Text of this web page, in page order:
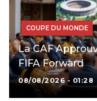
COUPE DU MONDE
La CAF
FIFA Forward
08/08/2026 - 01:28